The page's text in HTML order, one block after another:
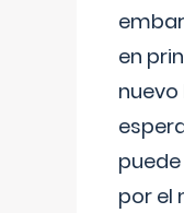
en
por el